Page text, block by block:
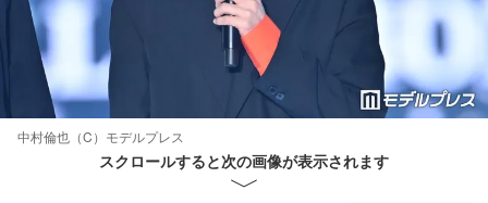
中村倫也（C）モデルプレス
スクロールすると次の画像が表示されます